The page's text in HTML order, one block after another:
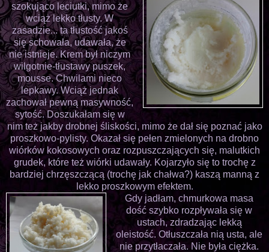
szokująco leciutki, mimo że
wciąż lekko tłusty. W
zasadzie... ta tłustość jakoś
się schowała, udawała, że
nie istnieje. Krem był niczym
wilgotnie-tłustawy puszek,
mousse. Chwilami nieco
lepkawy. Wciąż jednak
zachował pewną masywność,
sytość. Doszukałam się w
nim też jakby drobnej śliskości, mimo że dał się poznać jako
proszkowo-pylisty. Okazał się pełen zmielonych na drobno
wiórków kokosowych oraz rozpuszczających się, malutkich
grudek, które też wiórki udawały. Kojarzyło się to trochę z
bardziej chrzęszczącą (trochę jak chałwa?) kaszą manną z
lekko proszkowym efektem.
Gdy jadłam, chmurkowa masa
dość szybko rozpływała się w
ustach, zdradzając lekką
oleistość. Otłuszczała nią usta, ale
nie przytłaczała. Nie była ciężka.